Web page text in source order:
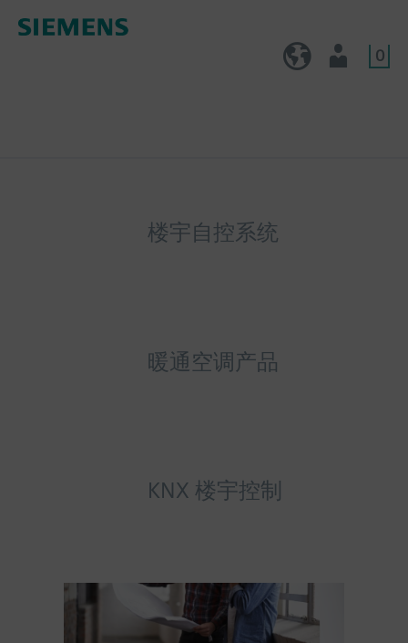
0
楼宇自控系统
暖通空调产品
KNX 楼宇控制
HIT提供对产品信